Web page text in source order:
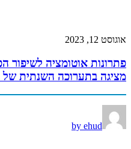
אוגוסט 12, 2023
פתרונות אוטומציה לשיפור
מציגה בתערוכה השנתית של
by ehud